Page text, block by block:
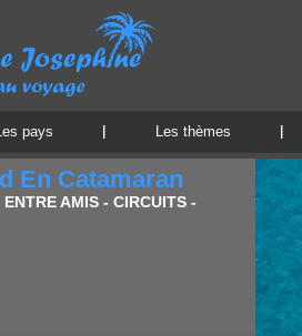
pays Les thèmes
En Catamaran
AMIS - CIRCUITS -